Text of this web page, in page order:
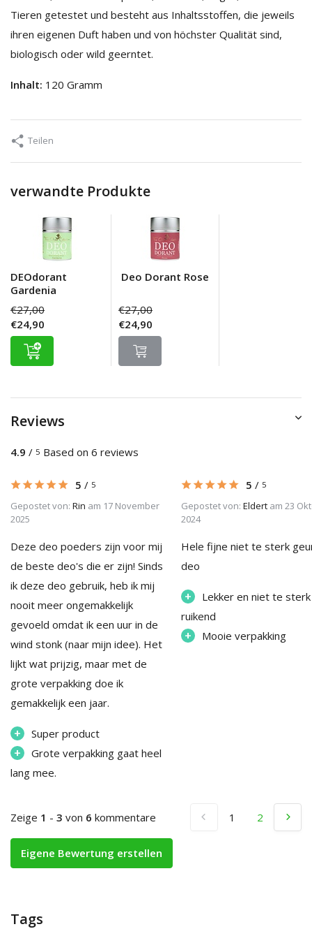
Tieren getestet und besteht aus Inhaltsstoffen, die jeweils
ihren eigenen Duft haben und von höchster Qualität sind,
biologisch oder wild geerntet.
Inhalt: 120 Gramm
Teilen
verwandte Produkte
DEOdorant
Gardenia
€27,00
€24,90
Deo Dorant Rose
€27,00
€24,90
Reviews
4.9 / 5 Based on 6 reviews
5 / 5
Gepostet von: Rin am 17 November
2025
Deze deo poeders zijn voor mij
de beste deo's die er zijn! Sinds
ik deze deo gebruik, heb ik mij
nooit meer ongemakkelijk
gevoeld omdat ik een uur in de
wind stonk (naar mijn idee). Het
lijkt wat prijzig, maar met de
grote verpakking doe ik
gemakkelijk een jaar.
+ Super product
+
Grote verpakking gaat heel
lang mee.
5 / 5
Gepostet von: Eldert am 23
2024
Hele fijne niet te sterk
deo
+
Lekker en niet te sterk
ruikend
+ Mooie verpakking
Zeige 1 - 3 von 6 kommentare 1 2
Eigene Bewertung erstellen
Tags